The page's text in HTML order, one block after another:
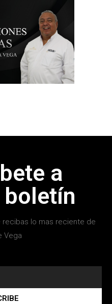
a
recibas lo mas reciente de
Vega